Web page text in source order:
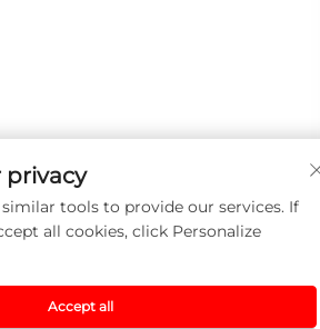
privacy
tools to provide our services. If
all cookies, click Personalize
Accept all